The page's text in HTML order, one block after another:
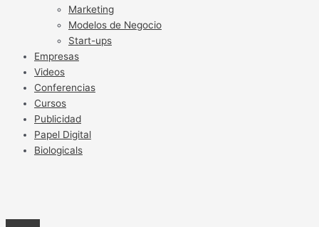
Marketing
Modelos de Negocio
Start-ups
Empresas
Videos
Conferencias
Cursos
Publicidad
Papel Digital
Biologicals